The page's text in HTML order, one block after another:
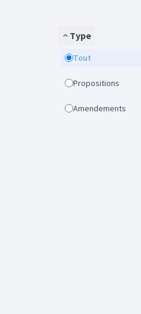
Type
Tout
Propositions
Amendements